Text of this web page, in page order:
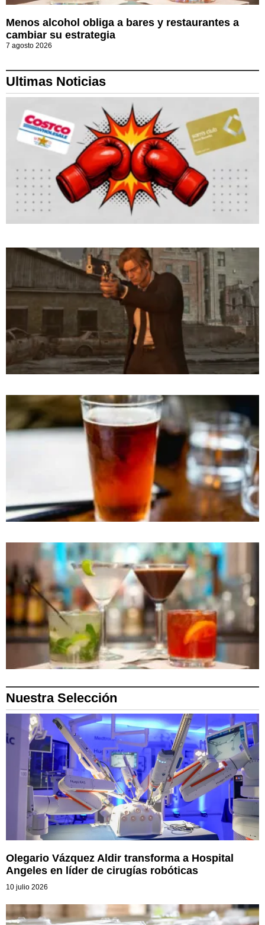
Menos alcohol obliga a bares y restaurantes a
cambiar su estrategia
7 agosto 2026
Ultimas Noticias
Nuestra Selección
Olegario Vázquez Aldir transforma a Hospital
Angeles en líder de cirugías robóticas
10 julio 2026